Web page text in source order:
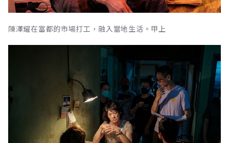
陳澤耀在富都的市場打工，融入當地生活。甲上